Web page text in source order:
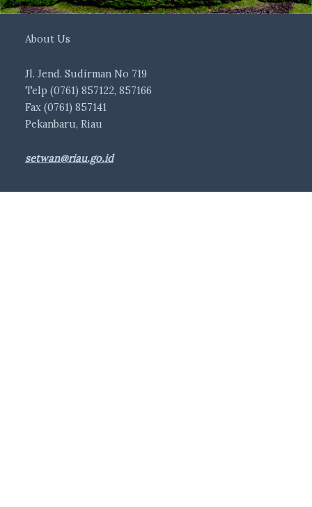
About Us
Jl. Jend. Sudirman No 719
Telp (0761) 857122, 857166
Fax (0761) 857141
Pekanbaru, Riau
setwan@riau.go.id